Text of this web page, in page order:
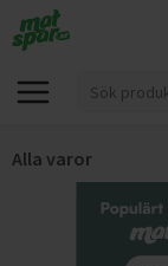
Alla varor